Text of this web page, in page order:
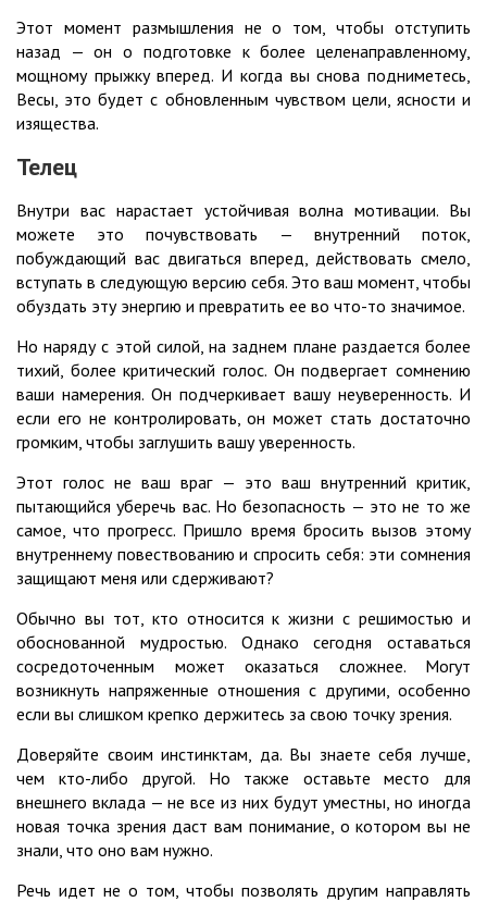
Этот момент размышления не о том, чтобы отступить
назад — он о подготовке к более целенаправленному,
мощному прыжку вперед. И когда вы снова подниметесь,
Весы, это будет с обновленным чувством цели, ясности и
изящества.
Телец
Внутри вас нарастает устойчивая волна мотивации. Вы
можете это почувствовать — внутренний поток,
побуждающий вас двигаться вперед, действовать смело,
вступать в следующую версию себя. Это ваш момент, чтобы
обуздать эту энергию и превратить ее во что-то значимое.
Но наряду с этой силой, на заднем плане раздается более
тихий, более критический голос. Он подвергает сомнению
ваши намерения. Он подчеркивает вашу неуверенность. И
если его не контролировать, он может стать достаточно
громким, чтобы заглушить вашу уверенность.
Этот голос не ваш враг — это ваш внутренний критик,
пытающийся уберечь вас. Но безопасность — это не то же
самое, что прогресс. Пришло время бросить вызов этому
внутреннему повествованию и спросить себя: эти сомнения
защищают меня или сдерживают?
Обычно вы тот, кто относится к жизни с решимостью и
обоснованной мудростью. Однако сегодня оставаться
сосредоточенным может оказаться сложнее. Могут
возникнуть напряженные отношения с другими, особенно
если вы слишком крепко держитесь за свою точку зрения.
Доверяйте своим инстинктам, да. Вы знаете себя лучше,
чем кто-либо другой. Но также оставьте место для
внешнего вклада — не все из них будут уместны, но иногда
новая точка зрения даст вам понимание, о котором вы не
знали, что оно вам нужно.
Речь идет не о том, чтобы позволять другим направлять